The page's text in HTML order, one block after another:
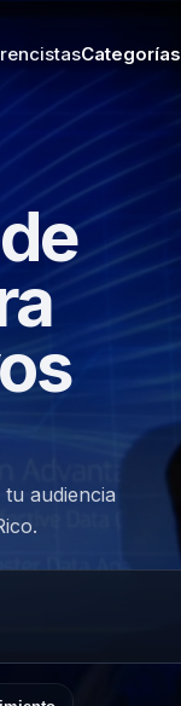
Categorías
audiencia